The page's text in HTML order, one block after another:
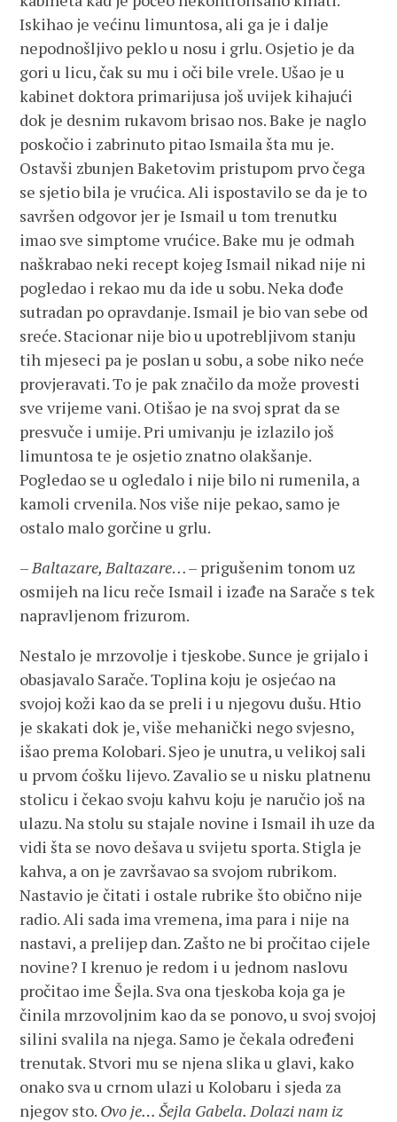
Iskihao je većinu limuntosa, ali ga je i dalje
nepodnošljivo peklo u nosu i grlu. Osjetio je da
gori u licu, čak su mu i oči bile vrele. Ušao je u
kabinet doktora primarijusa još uvijek kihajući
dok je desnim rukavom brisao nos. Bake je naglo
poskočio i zabrinuto pitao Ismaila šta mu je.
Ostavši zbunjen Baketovim pristupom prvo čega
se sjetio bila je vrućica. Ali ispostavilo se da je to
savršen odgovor jer je Ismail u tom trenutku
imao sve simptome vrućice. Bake mu je odmah
naškrabao neki recept kojeg Ismail nikad nije ni
pogledao i rekao mu da ide u sobu. Neka dođe
sutradan po opravdanje. Ismail je bio van sebe od
sreće. Stacionar nije bio u upotrebljivom stanju
tih mjeseci pa je poslan u sobu, a sobe niko neće
provjeravati. To je pak značilo da može provesti
sve vrijeme vani. Otišao je na svoj sprat da se
presvuče i umije. Pri umivanju je izlazilo još
limuntosa te je osjetio znatno olakšanje.
Pogledao se u ogledalo i nije bilo ni rumenila, a
kamoli crvenila. Nos više nije pekao, samo je
ostalo malo gorčine u grlu.
–Baltazare, Baltazare… – prigušenim tonom uz
osmijeh na licu reče Ismail i izađe na Sarače s tek
napravljenom frizurom.
Nestalo je mrzovolje i tjeskobe. Sunce je grijalo i
obasjavalo Sarače. Toplina koju je osjećao na
svojoj koži kao da se preli i u njegovu dušu. Htio
je skakati dok je, više mehanički nego svjesno,
išao prema Kolobari. Sjeo je unutra, u velikoj sali
u prvom ćošku lijevo. Zavalio se u nisku platnenu
stolicu i čekao svoju kahvu koju je naručio još na
ulazu. Na stolu su stajale novine i Ismail ih uze da
vidi šta se novo dešava u svijetu sporta. Stigla je
kahva, a on je završavao sa svojom rubrikom.
Nastavio je čitati i ostale rubrike što obično nije
radio. Ali sada ima vremena, ima para i nije na
nastavi, a prelijep dan. Zašto ne bi pročitao cijele
novine? I krenuo je redom i u jednom naslovu
pročitao ime Šejla. Sva ona tjeskoba koja ga je
činila mrzovoljnim kao da se ponovo, u svoj svojoj
silini svalila na njega. Samo je čekala određeni
trenutak. Stvori mu se njena slika u glavi, kako
onako sva u crnom ulazi u Kolobaru i sjeda za
njegov sto. Ovo je… Šejla Gabela. Dolazi nam iz